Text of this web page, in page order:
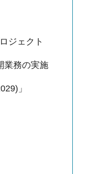
ジェクト
業務の実施
」